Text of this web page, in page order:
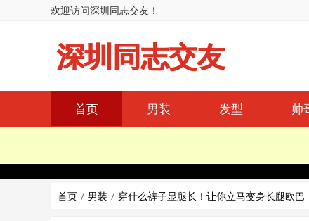
欢迎访问深圳同志交友！
深圳同志交友
首页 男装 发型 帅
首页
男装 穿什么裤子显腿长！让你立马变身长腿欧巴